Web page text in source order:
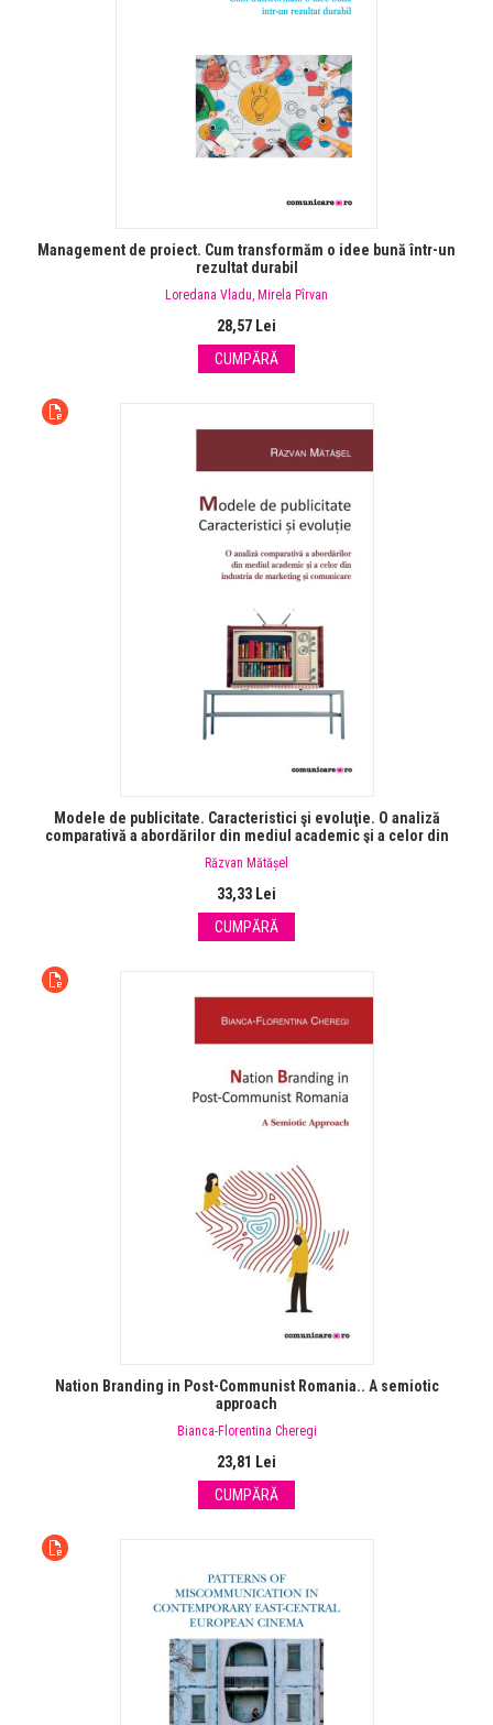
Management de proiect. Cum transformăm o idee bună într-un
rezultat durabil
Loredana Vladu, Mirela Pîrvan
28,57 Lei
CUMPĂRĂ
Modele de publicitate. Caracteristici şi evoluţie. O analiză
comparativă a abordărilor din mediul academic şi a celor din
industria de marketing şi comunicare
Răzvan Mătășel
33,33 Lei
CUMPĂRĂ
Nation Branding in Post-Communist Romania.. A semiotic
approach
Bianca-Florentina Cheregi
23,81 Lei
CUMPĂRĂ